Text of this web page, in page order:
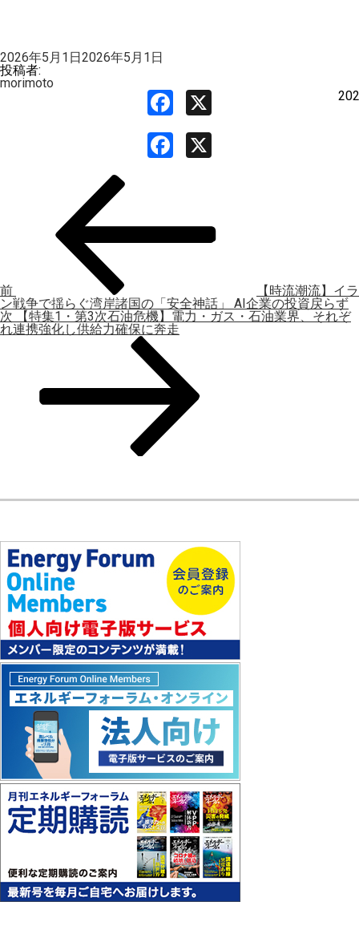
投
稿
日:
2026年5月1日2026年5月1日
投稿者:
morimoto
Facebook
Facebook
ン
前
【時流潮流】イラ
ン戦争で揺らぐ湾岸諸国の「安全神話」 AI企業の投資戻らず
次
の
次
【特集1・第3次石油危機】電力・ガス・石油業界、それぞ
れ連携強化し供給力確保に奔走